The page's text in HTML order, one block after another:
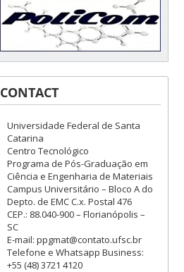
CONTACT
Universidade Federal de Santa
Catarina
Centro Tecnológico
Programa de Pós-Graduação em
Ciência e Engenharia de Materiais
Campus Universitário – Bloco A do
Depto. de EMC C.x. Postal 476
CEP.: 88.040-900 – Florianópolis –
SC
E-mail: ppgmat@contato.ufsc.br
Telefone e Whatsapp Business:
+55 (48) 3721 4120